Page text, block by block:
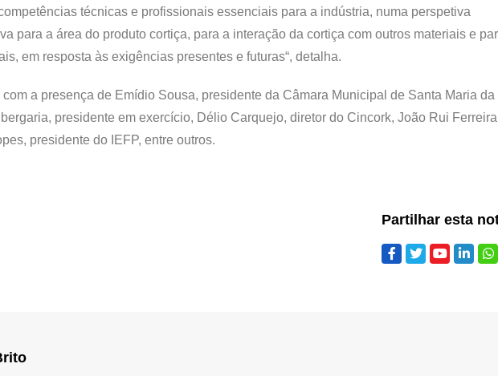
técnicas e profissionais essenciais para a indústria, numa perspetiva
para a área do produto cortiça, para a interação da cortiça com outros materiais e
em resposta às exigências presentes e futuras“, detalha.
a presença de Emídio Sousa, presidente da Câmara Municipal de Santa Maria da
presidente em exercício, Délio Carquejo, diretor do Cincork, João Rui
presidente do IEFP, entre outros.
Partilhar esta